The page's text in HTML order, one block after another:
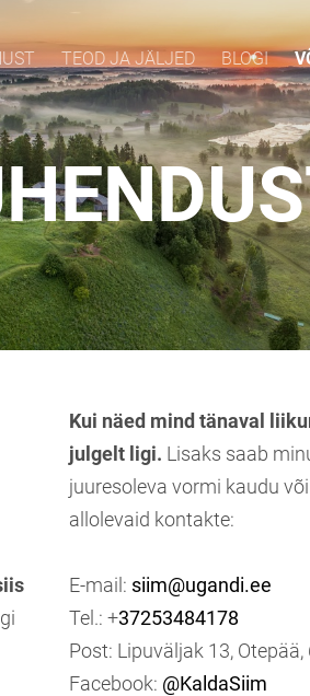
TEOD JA JÄLJED BLOGI
Kui näed mind tänaval
julgelt ligi. Lisaks saab
juuresoleva vormi kaudu
allolevaid kontakte:
E-mail: siim@ugandi.ee
Tel.: +37253484178
Post: Lipuväljak 13, Otepää,
Facebook: @KaldaSiim